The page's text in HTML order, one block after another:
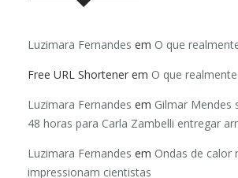
Luzimara Fernandes em O que
Free URL Shortener em O que
Luzimara Fernandes em Gilmar Mendes
48 horas para Carla Zambelli entregar
Luzimara Fernandes em Ondas de calor
impressionam cientistas